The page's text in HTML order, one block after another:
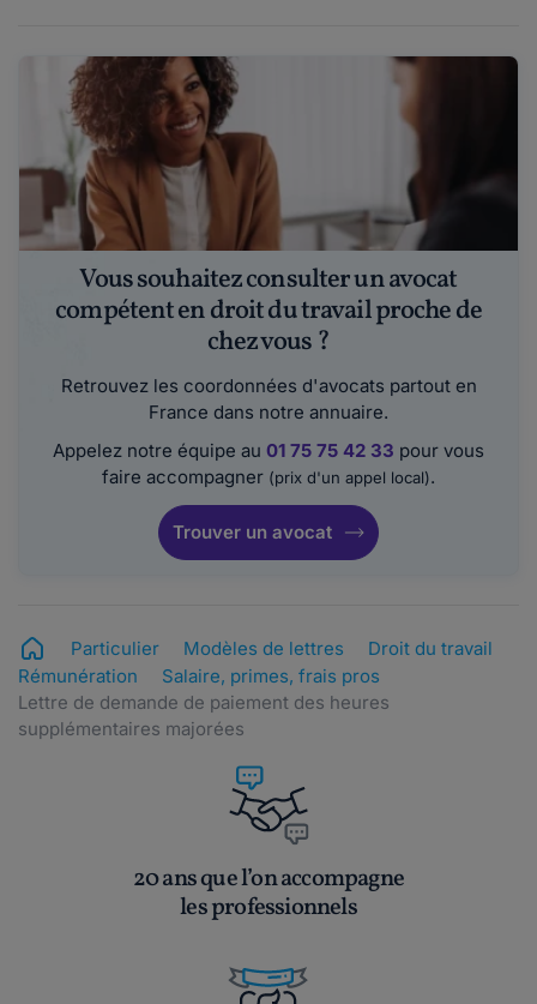
Vous souhaitez consulter un avocat
compétent en droit du travail proche de
chez vous ?
Retrouvez les coordonnées d'avocats partout en
France dans notre annuaire.
Appelez notre équipe au 01 75 75 42 33 pour vous
faire accompagner (prix d'un appel local).
Trouver un avocat
Particulier Modèles de lettres
Droit du travail
Rémunération
Salaire, primes, frais pros
Lettre de demande de paiement des heures
supplémentaires majorées
20 ans que l’on accompagne
les professionnels